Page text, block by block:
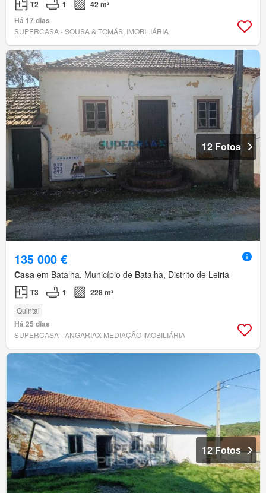
T2 1
42 m²
Há 17 dias
SUPERCASA - SOUSA & TOMÁS, IMOBILIÁRIA
12 Fotos
135 000 €
Casa em Batalha, Município de Batalha, Distrito de Leiria
T3 1 228 m²
Quintal
Há 25 dias
SUPERCASA - ANGARIAX MEDIAÇÃO IMOBILIÁRIA
12 Fotos